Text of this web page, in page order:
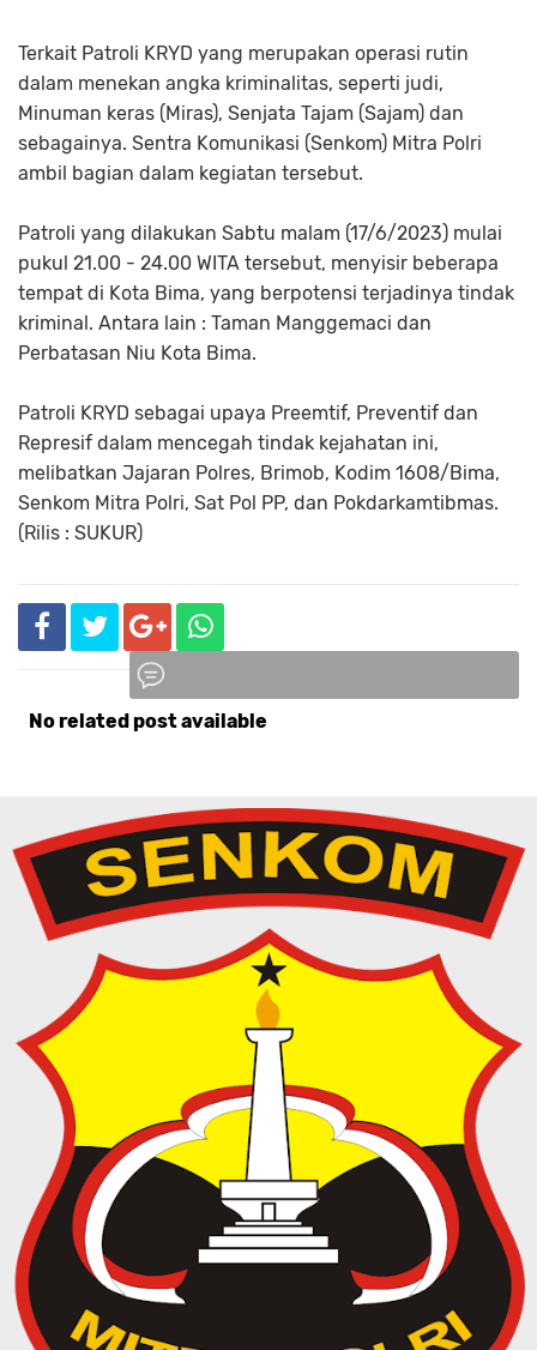
Terkait Patroli KRYD yang merupakan operasi rutin
dalam menekan angka kriminalitas, seperti judi,
Minuman keras (Miras), Senjata Tajam (Sajam) dan
sebagainya. Sentra Komunikasi (Senkom) Mitra Polri
ambil bagian dalam kegiatan tersebut.
Patroli yang dilakukan Sabtu malam (17/6/2023) mulai
pukul 21.00 - 24.00 WITA tersebut, menyisir beberapa
tempat di Kota Bima, yang berpotensi terjadinya tindak
kriminal. Antara lain : Taman Manggemaci dan
Perbatasan Niu Kota Bima.
Patroli KRYD sebagai upaya Preemtif, Preventif dan
Represif dalam mencegah tindak kejahatan ini,
melibatkan Jajaran Polres, Brimob, Kodim 1608/Bima,
Senkom Mitra Polri, Sat Pol PP, dan Pokdarkamtibmas.
(Rilis : SUKUR)
No related post available